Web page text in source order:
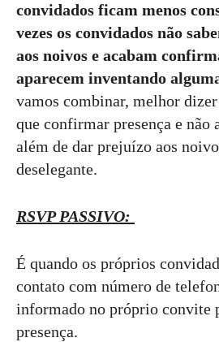
convidados ficam menos
vezes os convidados não
aos noivos e acabam
aparecem inventando
vamos combinar, melhor
que confirmar presença e não
além de dar prejuízo aos
deselegante.
RSVP PASSIVO:
É quando os próprios
contato com número de
informado no próprio convite
presença.